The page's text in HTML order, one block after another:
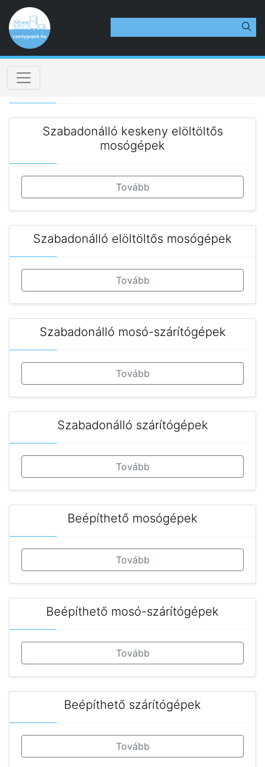
Szabadonálló keskeny elöltöltős
mosógépek
Tovább
Szabadonálló elöltöltős mosógépek
Tovább
Szabadonálló mosó-szárítógépek
Tovább
Szabadonálló szárítógépek
Tovább
Beépíthető mosógépek
Tovább
Beépíthető mosó-szárítógépek
Tovább
Beépíthető szárítógépek
Tovább